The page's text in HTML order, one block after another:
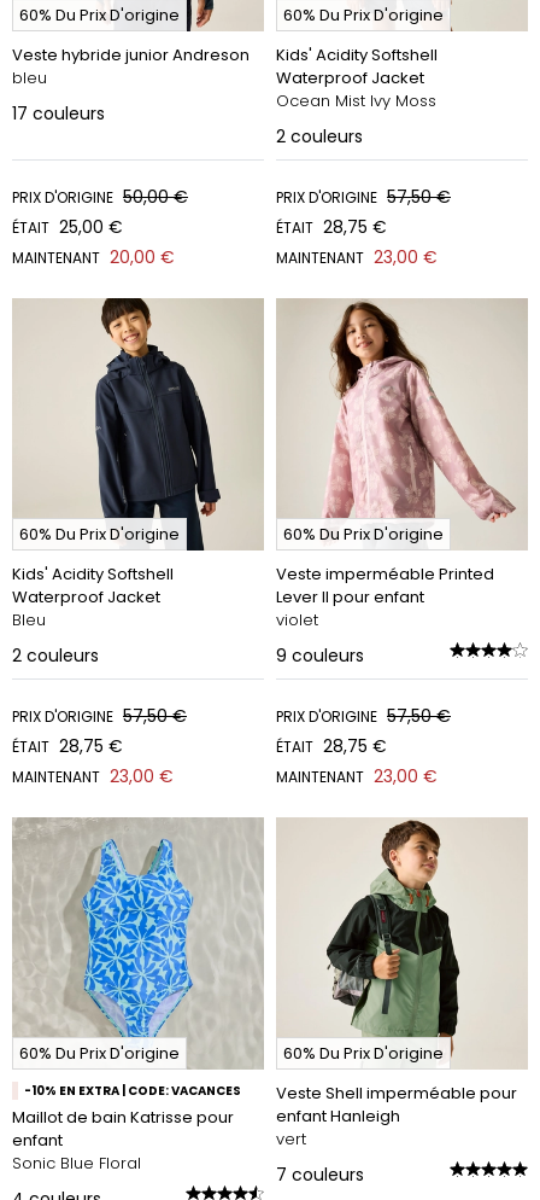
60% Du Prix D'origine
Veste hybride junior Andreson
bleu
17 couleurs
PRIX D'ORIGINE 50,00 €
ÉTAIT 25,00 €
MAINTENANT 20,00 €
60% Du Prix D'origine
Kids' Acidity Softshell
Waterproof Jacket
Ocean Mist Ivy Moss
2 couleurs
PRIX D'ORIGINE 57,50 €
ÉTAIT 28,75 €
MAINTENANT 23,00 €
60% Du Prix D'origine
Kids' Acidity Softshell
Waterproof Jacket
Bleu
2 couleurs
PRIX D'ORIGINE 57,50 €
ÉTAIT 28,75 €
MAINTENANT 23,00 €
60% Du Prix D'origine
Veste imperméable Printed
Lever II pour enfant
violet
9 couleurs
PRIX D'ORIGINE 57,50 €
ÉTAIT 28,75 €
MAINTENANT 23,00 €
60% Du Prix D'origine
-10% EN EXTRA | CODE: VACANCES
Maillot de bain Katrisse pour
enfant
Sonic Blue Floral
60% Du Prix D'origine
Veste Shell imperméable pour
enfant Hanleigh
vert
7 couleurs